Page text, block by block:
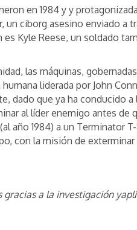
en 1984 y y
ciborg asesino enviado a
Kyle Reese, un soldado
las máquinas,
liderada por John
dado que ya ha conducido
al líder enemigo antes de
año 1984) a un Terminator
con la misión de
a la investigación